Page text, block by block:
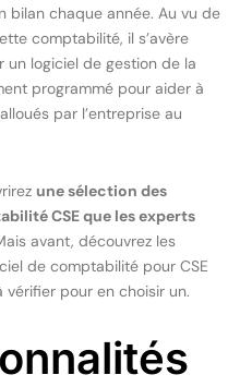
bilan chaque année. Au vu de
comptabilité, il s’avère
un logiciel de gestion de la
programmé pour aider à
par l’entreprise au
une sélection des
CSE que les experts
avant, découvrez les
de comptabilité pour CSE
pour en choisir un.